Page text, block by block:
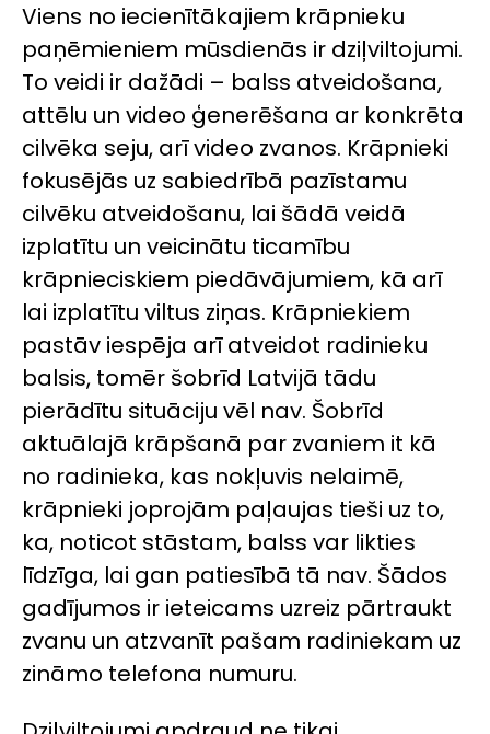
Viens no iecienītākajiem krāpnieku
paņēmieniem mūsdienās ir dziļviltojumi.
To veidi ir dažādi – balss atveidošana,
attēlu un video ģenerēšana ar konkrēta
cilvēka seju, arī video zvanos. Krāpnieki
fokusējās uz sabiedrībā pazīstamu
cilvēku atveidošanu, lai šādā veidā
izplatītu un veicinātu ticamību
krāpnieciskiem piedāvājumiem, kā arī
lai izplatītu viltus ziņas. Krāpniekiem
pastāv iespēja arī atveidot radinieku
balsis, tomēr šobrīd Latvijā tādu
pierādītu situāciju vēl nav. Šobrīd
aktuālajā krāpšanā par zvaniem it kā
no radinieka, kas nokļuvis nelaimē,
krāpnieki joprojām paļaujas tieši uz to,
ka, noticot stāstam, balss var likties
līdzīga, lai gan patiesībā tā nav. Šādos
gadījumos ir ieteicams uzreiz pārtraukt
zvanu un atzvanīt pašam radiniekam uz
zināmo telefona numuru.